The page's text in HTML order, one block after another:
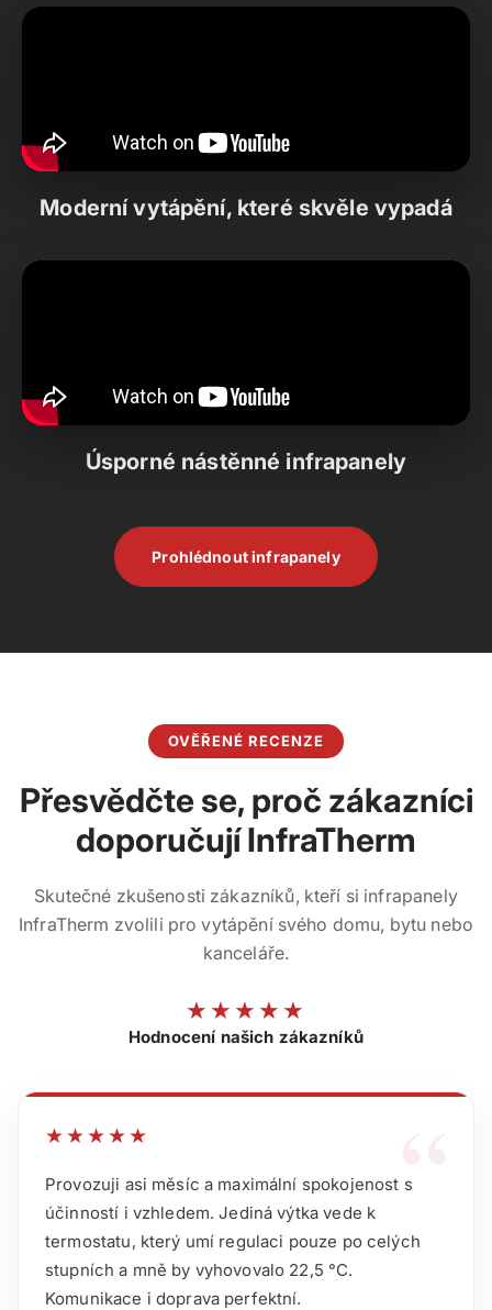
Moderní vytápění, které skvěle vypadá
Úsporné nástěnné infrapanely
Prohlédnout infrapanely
OVĚŘENÉ RECENZE
Přesvědčte se, proč zákazníci
doporučují InfraTherm
Skutečné zkušenosti zákazníků, kteří si infrapanely
InfraTherm zvolili pro vytápění svého domu, bytu nebo
kanceláře.
★★★★★
Hodnocení našich zákazníků
“
★★★★★
Provozuji asi měsíc a maximální spokojenost s
účinností i vzhledem. Jediná výtka vede k
termostatu, který umí regulaci pouze po celých
stupních a mně by vyhovovalo 22,5 °C.
Komunikace i doprava perfektní.